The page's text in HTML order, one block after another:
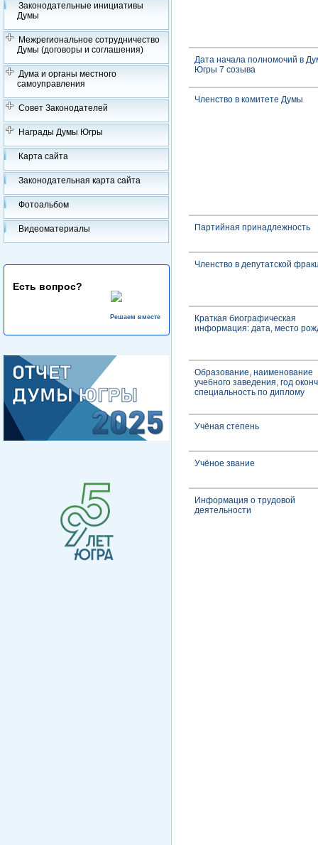
Законодательные инициативы
Думы
Межрегиональное сотрудничество
Думы (договоры и соглашения)
Дума и органы местного
самоуправления
Совет Законодателей
Награды Думы Югры
Карта сайта
Законодательная карта сайта
Фотоальбом
Видеоматериалы
Есть вопрос?
Решаем вместе
Дата начала полномочий в
Югры 7 созыва
Членство в комитете Думы
Партийная принадлежность
Членство в депутатской
Краткая биографическая
информация: дата, место
Образование, наименование
учебного заведения, год
специальность по диплому
Учёная степень
Учёное звание
Информация о трудовой
деятельности